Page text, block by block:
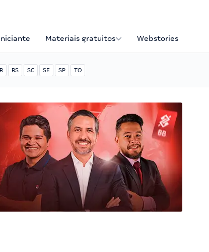
Materiais gratuitos Webstories
RS SC SE SP TO